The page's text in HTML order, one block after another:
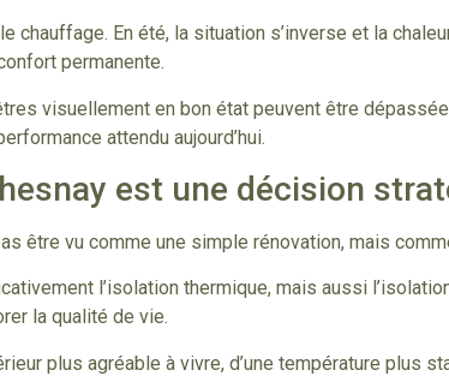
chauffage. En été, la situation s’inverse et la
permanente.
visuellement en bon état peuvent être
attendu aujourd’hui.
est une décision
être vu comme une simple rénovation, mais
l’isolation thermique, mais aussi
la qualité de vie.
plus agréable à vivre, d’une température plus